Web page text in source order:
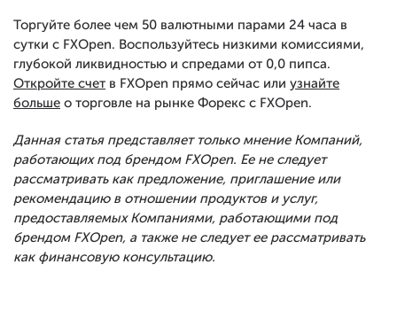
Торгуйте более чем 50 валютными парами 24 часа в
сутки с FXOpen. Воспользуйтесь низкими комиссиями,
глубокой ликвидностью и спредами от 0,0 пипса.
Откройте счет в FXOpen прямо сейчас или узнайте
больше о торговле на рынке Форекс с FXOpen.
Данная статья представляет только мнение Компаний,
работающих под брендом FXOpen. Ее не следует
рассматривать как предложение, приглашение или
рекомендацию в отношении продуктов и услуг,
предоставляемых Компаниями, работающими под
брендом FXOpen, а также не следует ее рассматривать
как финансовую консультацию.